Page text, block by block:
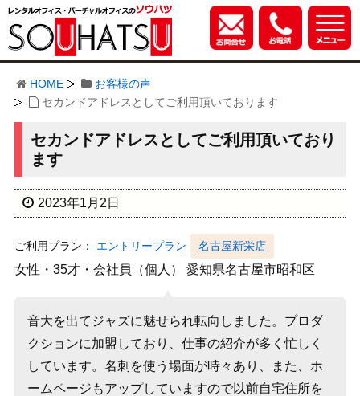
HOME
お客様の声
セカンドアドレスとしてご利用頂いております
セカンドアドレスとしてご利用頂いており
ます
2023年1月2日
ご利用プラン： エントリープラン 名古屋新栄店
女性・35才・会社員（個人） 愛知県名古屋市昭和区
音大を出てジャズに魅せられ転向しました。プロダ
クションに加盟しており、仕事の紹介が多く忙しく
しています。名刺を使う場面が時々あり、また、ホ
ームページもアップしていますので以前自宅住所を